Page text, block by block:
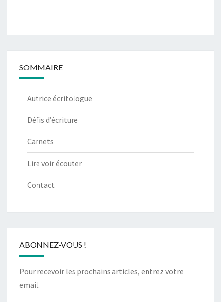
SOMMAIRE
Autrice écritologue
Défis d’écriture
Carnets
Lire voir écouter
Contact
ABONNEZ-VOUS !
Pour recevoir les prochains articles, entrez votre
email.